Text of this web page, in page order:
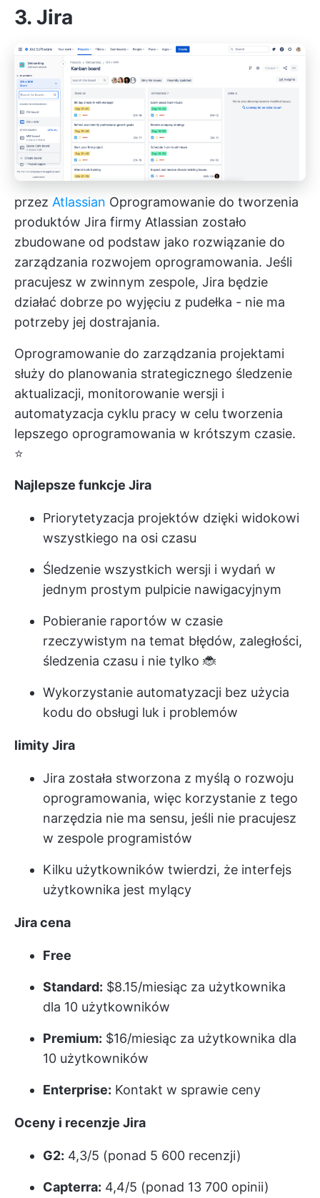
3. Jira
przez Atlassian Oprogramowanie do tworzenia
produktów Jira firmy Atlassian zostało
zbudowane od podstaw jako rozwiązanie do
zarządzania rozwojem oprogramowania. Jeśli
pracujesz w zwinnym zespole, Jira będzie
działać dobrze po wyjęciu z pudełka - nie ma
potrzeby jej dostrajania.
Oprogramowanie do zarządzania projektami
służy do planowania strategicznego śledzenie
aktualizacji, monitorowanie wersji i
automatyzacja cyklu pracy w celu tworzenia
lepszego oprogramowania w krótszym czasie.
⭐
Najlepsze funkcje Jira
Priorytetyzacja projektów dzięki widokowi
wszystkiego na osi czasu
Śledzenie wszystkich wersji i wydań w
jednym prostym pulpicie nawigacyjnym
Pobieranie raportów w czasie
rzeczywistym na temat błędów, zaległości,
śledzenia czasu i nie tylko 🐞
Wykorzystanie automatyzacji bez użycia
kodu do obsługi luk i problemów
limity Jira
Jira została stworzona z myślą o rozwoju
oprogramowania, więc korzystanie z tego
narzędzia nie ma sensu, jeśli nie pracujesz
w zespole programistów
Kilku użytkowników twierdzi, że interfejs
użytkownika jest mylący
Jiracena
Free
Standard: $8.15/miesiąc za użytkownika
dla 10 użytkowników
Premium: $16/miesiąc za użytkownika dla
10 użytkowników
Enterprise: Kontakt w sprawie ceny
Oceny i recenzje Jira
G2: 4,3/5 (ponad 5 600 recenzji)
Capterra: 4,4/5 (ponad 13 700 opinii)